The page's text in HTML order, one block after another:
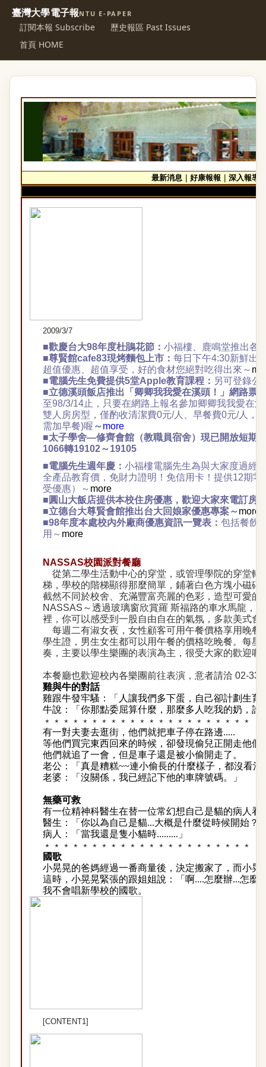
臺灣大學電子報NTU E-PAPER
訂閱本報 Subscribe
歷史報區 Past Issues
首頁 HOME
最新消息 好康報報 深入報導
2009/3/7
■歡慶台大98年度杜鵑花節： 小福樓、鹿鳴堂推出各
■尊賢館cafe83現烤麵包上市： 每日下午4:30新鮮出
超值優惠、超值享受，好的食材您絕對吃得出來～
■電腦先生免費提供5堂Apple教育課程： 另可登錄公
■立德溪頭飯店推出「卿卿我我愛在溪頭！」網路票
至98/3/14止，只要在網路上報名參加卿卿我我愛在
雙人房房型，僅酌收清潔費0元/人、早餐費0元/人，
需加早餐)喔 ～more
■太子學舍—修齊會館（教職員宿舍）現已開放短期
1066轉19102～19105
■電腦先生週年慶： 小福樓電腦先生為與大家度過經
全產品教育價，免財力證明！免信用卡！提供12期
受優惠）～ more
■圓山大飯店提供本校住房優惠，歡迎大家來電訂房
■立德台大尊賢會館推出台大回娘家優惠專案～more
■98年度本處校內外廠商優惠資訊一覽表： 包括餐飲
用～ more
NASSAS校園派對餐廳
從第二學生活動中心的穿堂，或管理學院的穿堂轉
梯，學校的階梯顯得那麼簡單，鋪著白色方塊小磁
截然不同於校舍、充滿豐富亮麗的色彩，造型可愛
NASSAS～透過玻璃窗欣賞羅 斯福路的車水馬龍，
裡，你可以感受到一股自由自在的氣氛，多款美式食
每週二有淑女夜，女性顧客可用午餐價格享用晚餐
學生證，男生女生都可以用午餐的價格吃晚餐。每
奏，主要以學生樂團的表演為主，很受大家的歡迎喔
本餐廳也歡迎校內各樂團前往表演，意者請洽 02-
雞與牛的對話
雞跟牛發牢騷：「人讓我們多下蛋，自己卻計劃生育
牛說：「你那點委屈算什麼，那麼多人吃我的奶，
﹡ ﹡ ﹡ ﹡ ﹡ ﹡ ﹡ ﹡ ﹡ ﹡ ﹡ ﹡ ﹡ ﹡ ﹡ ﹡ ﹡ ﹡ ﹡ ﹡ ﹡ ﹡
有一對夫妻去逛街，他們就把車子停在路邊.....
等他們買完東西回來的時候，卻發現偷兒正開走他們
他們就追了一會，但是車子還是被小偷開走了。
老公：「真是糟糕~~連小偷長的什麼樣子，都沒看清
老婆：「沒關係，我已經記下他的車牌號碼。」
無藥可救
有一位精神科醫生在替一位常幻想自己是貓的病人看
醫生：「你以為自己是貓...大概是什麼從時候開始？
病人：「當我還是隻小貓時.........」
﹡﹡﹡﹡﹡﹡﹡﹡﹡﹡﹡﹡﹡﹡﹡﹡﹡﹡﹡﹡﹡﹡
國歌
小晃晃的爸媽經過一番商量後，決定搬家了，而小晃
這時，小晃晃緊張的跟姐姐說：「啊....怎麼辦...怎麼
我不會唱新學校的國歌。
[CONTENT1]